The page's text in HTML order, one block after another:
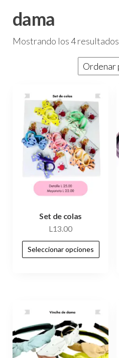
dama
Mostrando los 4 resultados
Set de colas
L13.00
Seleccionar opciones